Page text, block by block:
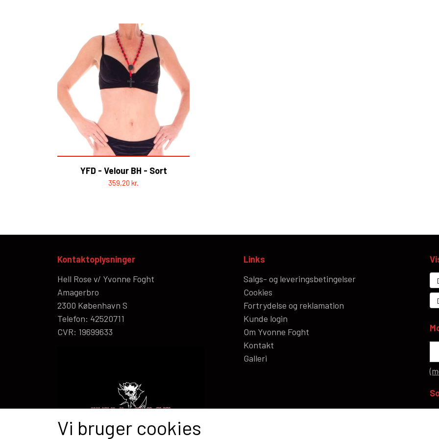
HELL ROSE - UP/RECYCLED
HERRE
DAME
YFD - Velour BH - Sort
359,20 kr.
Kontaktoplysninger
Hell Rose v/ Yvonne Foght
Amagerbro
2300 København S
Telefon: 42520711
CVR: 19699633
Links
Salgs- og leveringsbetingelser
Cookies
Fortrydelse og reklamation
Kunde login
Om Yvonne Foght
Kontakt
Galleri
Vi bruger cookies